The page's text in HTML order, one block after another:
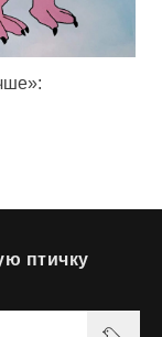
птичку